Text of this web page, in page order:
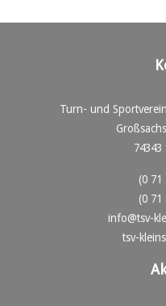
Turn- und
74343
(0 71
(0 71
info@tsv-
tsv-